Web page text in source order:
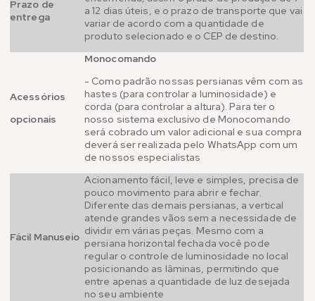
Prazo de
entrega
a 12 dias úteis, e o prazo de transporte que vai
variar de acordo com a quantidade de
produto selecionado e o CEP de destino.
Acessórios
opcionais
Monocomando
- Como padrão nossas persianas vêm com as
hastes (para controlar a luminosidade) e
corda (para controlar a altura). Para ter o
nosso sistema exclusivo de Monocomando
será cobrado um valor adicional e sua compra
deverá ser realizada pelo WhatsApp com um
de nossos especialistas
Fácil Manuseio
Acionamento fácil, leve e simples, precisa de
pouco movimento para abrir e fechar.
Diferente das demais persianas, a vertical
atende grandes vãos sem a necessidade de
dividir em várias peças. Mesmo com a
persiana horizontal fechada você pode
regular o controle de luminosidade no local
posicionando as lâminas, permitindo que
entre apenas a quantidade de luz desejada
no seu ambiente